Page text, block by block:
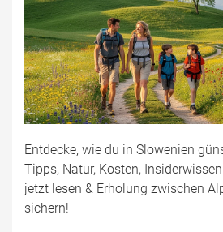
Entdecke, wie du in Slowenien
Tipps, Natur, Kosten,
jetzt lesen & Erholung zwischen
sichern!